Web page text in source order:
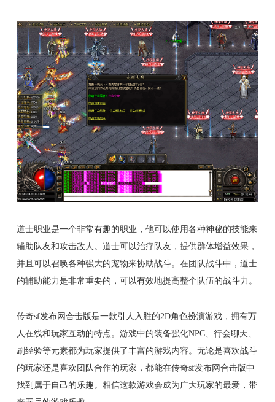
道士职业是一个非常有趣的职业，他可以使用各种神秘的技能来
辅助队友和攻击敌人。道士可以治疗队友，提供群体增益效果，
并且可以召唤各种强大的宠物来协助战斗。在团队战斗中，道士
的辅助能力是非常重要的，可以有效地提高整个队伍的战斗力。
传奇sf发布网合击版是一款引人入胜的2D角色扮演游戏，拥有万
人在线和玩家互动的特点。游戏中的装备强化NPC、行会聊天、
刷经验等元素都为玩家提供了丰富的游戏内容。无论是喜欢战斗
的玩家还是喜欢团队合作的玩家，都能在传奇sf发布网合击版中
找到属于自己的乐趣。相信这款游戏会成为广大玩家的最爱，带